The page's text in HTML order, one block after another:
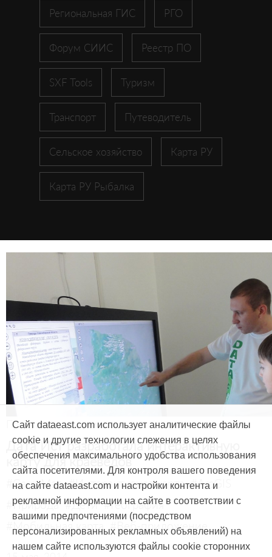
Региональная ГИС РГО
Форум СИИС Реестр ПО
SXF Tools Туризм
Транспорт Путеводитель
Сельское хозяйство Карта РУ
Карта РУ Рыбалка
Продукты и услуги
Дата Ист разработала интерактивную
карту для краеведов
#CarryMap #Интерактивная карта #ArcGIS
#Природа #Дети #География
#Мобильная карта #Веб-приложение
Сайт dataeast.com использует аналитические файлы
cookie и другие технологии слежения в целях
обеспечения максимального удобства использования
сайта посетителями. Для контроля вашего поведения
на сайте dataeast.com и настройки контента и
рекламной информации на сайте в соответствии с
вашими предпочтениями (посредством
персонализированных рекламных объявлений) на
нашем сайте используются файлы cookie сторонних